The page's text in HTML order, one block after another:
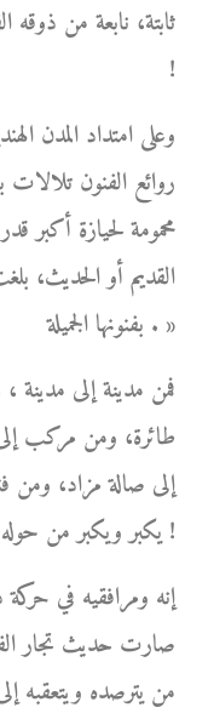
ثابتة، نابعة من
!
وعلى امتداد المدن
روائع الفنون تلالات
محمومة لحيازة أكبر
القديم أو الحديث،
بفنونها الجميلة . »
فمن مدينة إلى
طائرة، ومن مركب
إلى صالة مزاد، ومن
يكبر ويكبر من حوله مبرداً بشعاعاته اللطيفة لهيب أوجاعه !
إنه ومرافقيه في حركة
صارت حديث تجار
من يترصده ويتعقبه